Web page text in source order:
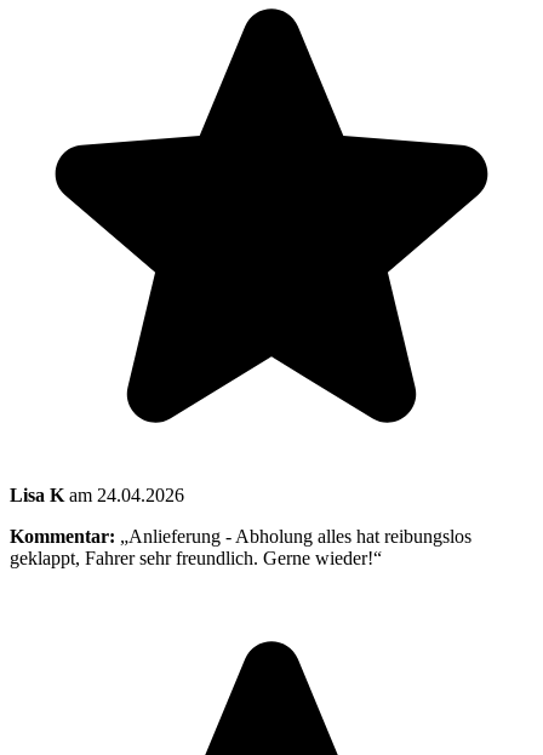
Lisa K am 24.04.2026
Kommentar: „Anlieferung - Abholung alles hat reibungslos
geklappt, Fahrer sehr freundlich. Gerne wieder!“